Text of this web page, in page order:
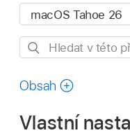
Hledat
příručce
Obsah
Vlastní